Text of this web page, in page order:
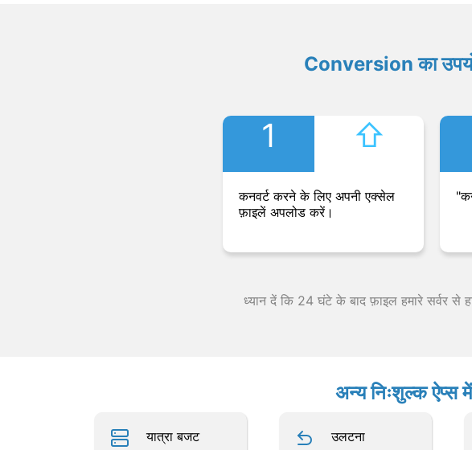
Conversion का
1 ⇧︎
कनवर्ट करने के लिए अपनी एक्सेल
फ़ाइलें अपलोड करें।
ध्यान दें कि 24 घंटे के बाद फ़ाइल हमारे सर्वर से
अन्य निःशुल्क
यात्रा बजट उलटना